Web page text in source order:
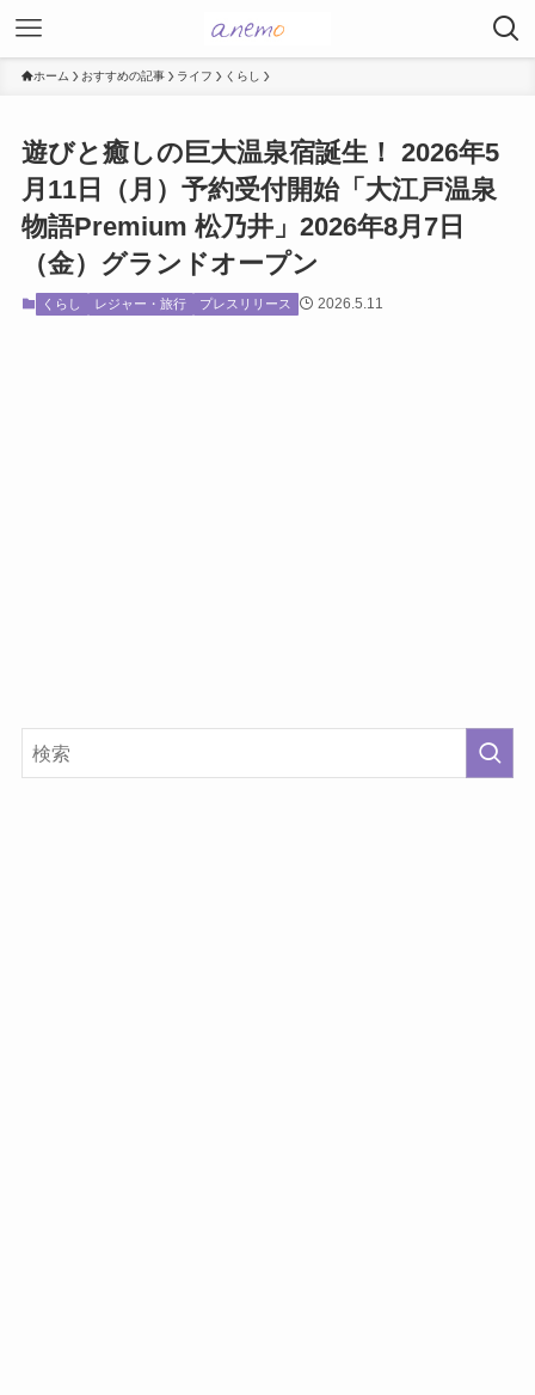
ホーム おすすめの記事 ライフ くらし
遊びと癒しの巨大温泉宿誕生！ 2026年5
月11日（月）予約受付開始「大江戸温泉
物語Premium 松乃井」2026年8月7日
（金）グランドオープン
くらし レジャー・旅行 プレスリリース 2026.5.11